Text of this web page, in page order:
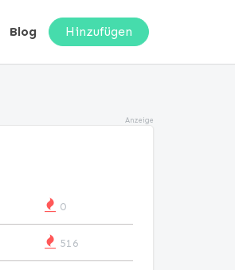
Blog Hinzufügen
Anzeige
0
516